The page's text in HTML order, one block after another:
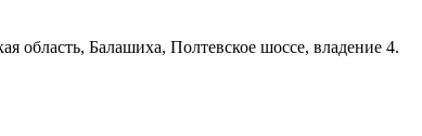
область, Балашиха, Полтевское шоссе, владение 4.